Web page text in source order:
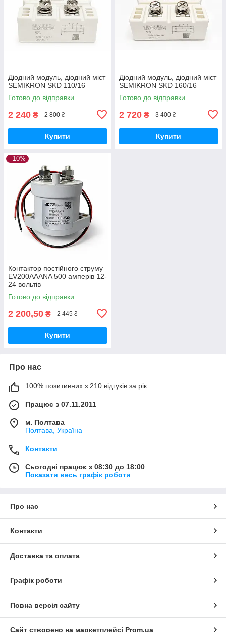
Діодний модуль, діодний міст
SEMIKRON SKD 110/16
Готово до відправки
2 240 ₴ 2 800 ₴
Купити
Діодний модуль, діодний міст
SEMIKRON SKD 160/16
Готово до відправки
2 720 ₴ 3 400 ₴
Купити
–10%
Контактор постійного струму
EV200AAANA 500 амперів 12-
24 вольтів
Готово до відправки
2 200,50 ₴ 2 445 ₴
Купити
Про нас
100% позитивних з 210 відгуків за рік
Працює з 07.11.2011
м. Полтава
Полтава, Україна
Контакти
Сьогодні працює з 08:30 до 18:00
Показати весь графік роботи
Про нас
Контакти
Доставка та оплата
Графік роботи
Повна версія сайту
Сайт створено на маркетплейсі Prom.ua